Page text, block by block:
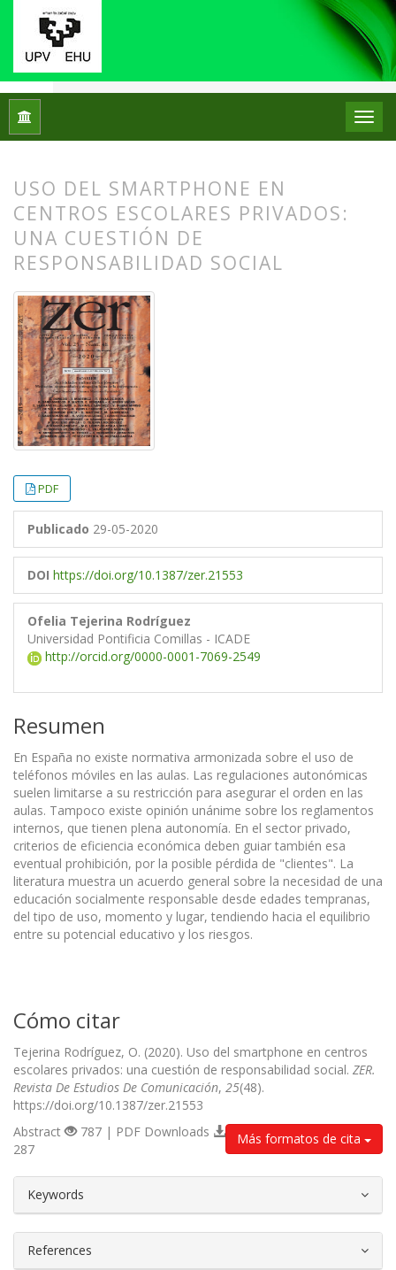
Inicio
USO DEL SMARTPHONE EN
CENTROS ESCOLARES PRIVADOS:
UNA CUESTIÓN DE
RESPONSABILIDAD SOCIAL
PDF
Publicado 29-05-2020
DOI https://doi.org/10.1387/zer.21553
Ofelia Tejerina Rodríguez
Universidad Pontificia Comillas - ICADE
http://orcid.org/0000-0001-7069-2549
Resumen
En España no existe normativa armonizada sobre el uso de
teléfonos móviles en las aulas. Las regulaciones autonómicas
suelen limitarse a su restricción para asegurar el orden en las
aulas. Tampoco existe opinión unánime sobre los reglamentos
internos, que tienen plena autonomía. En el sector privado,
criterios de eficiencia económica deben guiar también esa
eventual prohibición, por la posible pérdida de "clientes". La
literatura muestra un acuerdo general sobre la necesidad de una
educación socialmente responsable desde edades tempranas,
del tipo de uso, momento y lugar, tendiendo hacia el equilibrio
entre su potencial educativo y los riesgos.
Cómo citar
Tejerina Rodríguez, O. (2020). Uso del smartphone en centros
escolares privados: una cuestión de responsabilidad social. ZER.
Revista De Estudios De Comunicación, 25(48).
https://doi.org/10.1387/zer.21553
Más formatos de cita
Abstract
787 | PDF Downloads
287
Keywords
References